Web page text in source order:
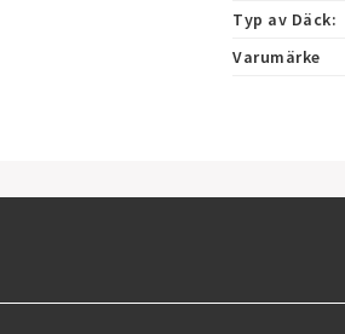
Typ av Däck:
Varumärke